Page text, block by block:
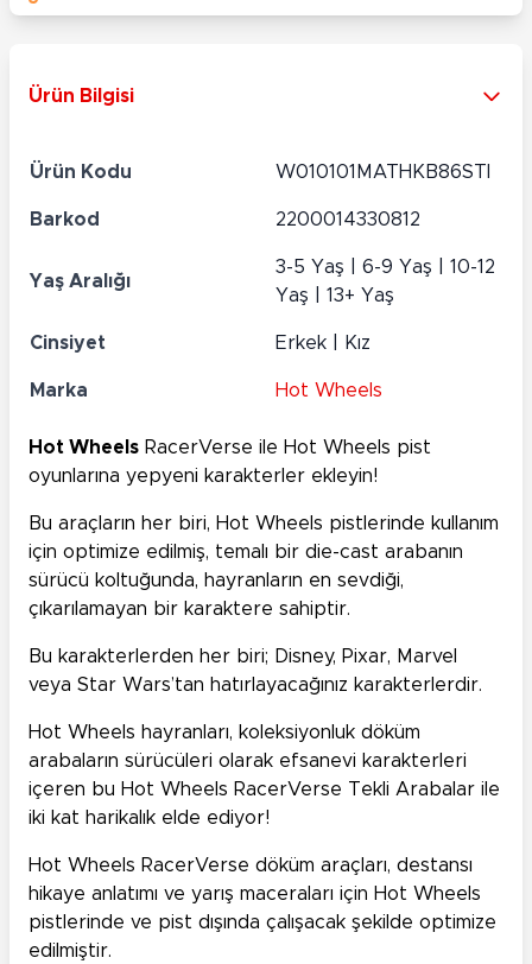
Ürün Bilgisi
Ürün Kodu W010101MATHKB86STI
Barkod 2200014330812
Yaş Aralığı
3-5 Yaş | 6-9 Yaş | 10-12
Yaş | 13+ Yaş
Cinsiyet Erkek | Kız
Marka Hot Wheels
Hot Wheels RacerVerse ile Hot Wheels pist
oyunlarına yepyeni karakterler ekleyin!
Bu araçların her biri, Hot Wheels pistlerinde kullanım
için optimize edilmiş, temalı bir die-cast arabanın
sürücü koltuğunda, hayranların en sevdiği,
çıkarılamayan bir karaktere sahiptir.
Bu karakterlerden her biri; Disney, Pixar, Marvel
veya Star Wars’tan hatırlayacağınız karakterlerdir.
Hot Wheels hayranları, koleksiyonluk döküm
arabaların sürücüleri olarak efsanevi karakterleri
içeren bu Hot Wheels RacerVerse Tekli Arabalar ile
iki kat harikalık elde ediyor!
Hot Wheels RacerVerse döküm araçları, destansı
hikaye anlatımı ve yarış maceraları için Hot Wheels
pistlerinde ve pist dışında çalışacak şekilde optimize
edilmiştir.